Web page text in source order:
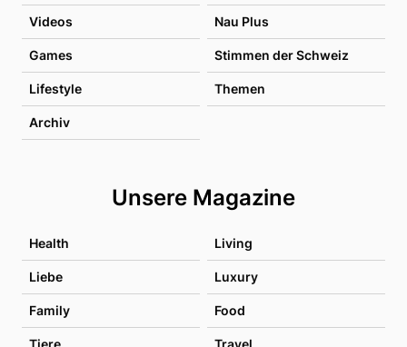
Videos Nau Plus
Games Stimmen der Schweiz
Lifestyle Themen
Archiv
Unsere Magazine
Health Living
Liebe Luxury
Family Food
Tiere Travel